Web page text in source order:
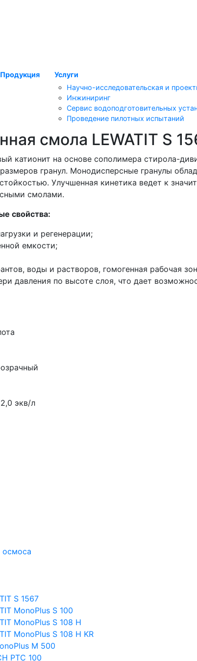
Продукция
Услуги
Научно-исследовательская и
Инжиниринг
Сервис водоподготовительных
Проведение пилотных испытаний
смола LEWATIT S
катионит на основе сополимера стирола-
гранул. Монодисперсные гранулы
Улучшенная кинетика ведет к
смолами.
свойства:
и регенерации;
емкости;
воды и растворов, гомогенная рабочая
давления по высоте слоя, что дает
экв/л
осмоса
S 1567
MonoPlus S 100
MonoPlus S 108 Н
MonoPlus S 108 Н KR
М 500
PTC 100